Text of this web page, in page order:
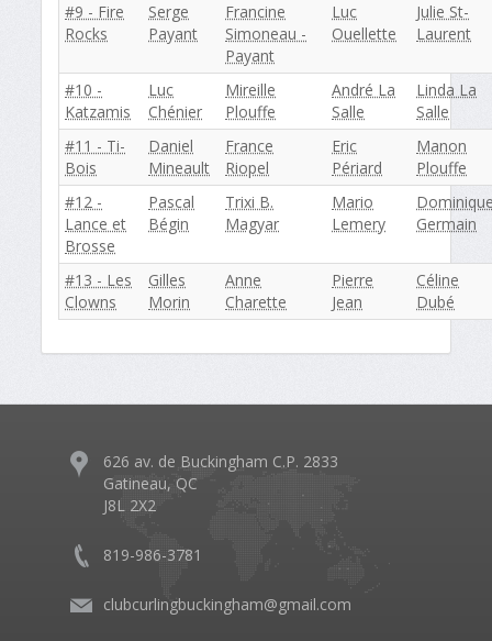
#9 - Fire
Rocks
Serge
Payant
Francine
Simoneau -
Payant
Luc
Ouellette
Julie St-
Laurent
#10 -
Katzamis
Luc
Chénier
Mireille
Plouffe
André La
Salle
Linda La
Salle
#11 - Ti-
Bois
Daniel
Mineault
France
Riopel
Eric
Périard
Manon
Plouffe
#12 -
Lance et
Brosse
Pascal
Bégin
Trixi B.
Magyar
Mario
Lemery
Germain
#13 - Les
Clowns
Gilles
Morin
Anne
Charette
Pierre
Jean
Céline
Dubé
626 av. de Buckingham C.P. 2833
Gatineau, QC
J8L 2X2
819-986-3781
clubcurlingbuckingham@gmail.com